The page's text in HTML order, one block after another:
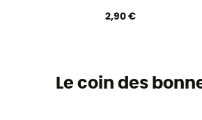
2,90 €
Le coin des